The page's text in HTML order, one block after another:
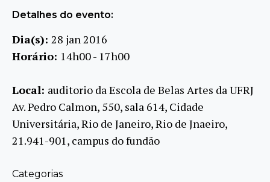
Detalhes do evento:
Dia(s): 28 jan 2016
Horário: 14h00 - 17h00
Local: auditorio da Escola de Belas Artes da UFRJ
Av. Pedro Calmon, 550, sala 614, Cidade
Universitária, Rio de Janeiro, Rio de Jnaeiro,
21.941-901, campus do fundão
Categorias